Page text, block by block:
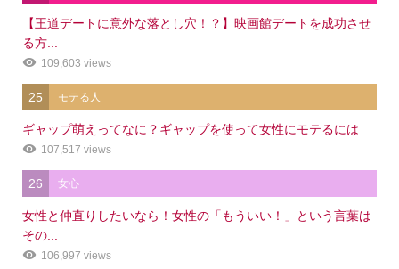
【王道デートに意外な落とし穴！？】映画館デートを成功させ
る方...
109,603 views
25 モテる人
ギャップ萌えってなに？ギャップを使って女性にモテるには
107,517 views
26 女心
女性と仲直りしたいなら！女性の「もういい！」という言葉は
その...
106,997 views